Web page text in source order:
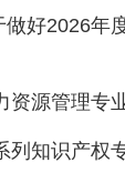
好2026年
资源管理专
列知识产权